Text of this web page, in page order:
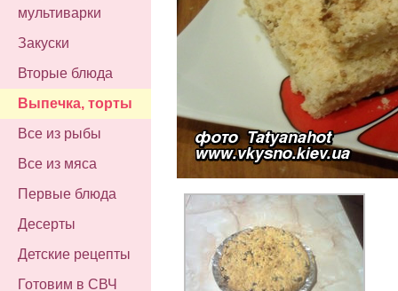
мультиварки
Закуски
Вторые блюда
Выпечка, торты
Все из рыбы
Все из мяса
Первые блюда
Десерты
Детские рецепты
Готовим в СВЧ